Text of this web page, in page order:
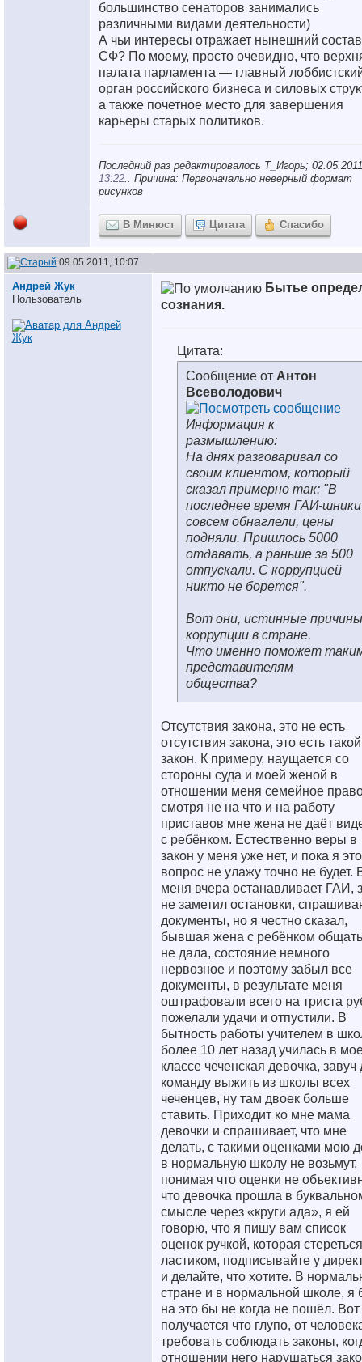
большинство сенаторов занимались
различными видами деятельности)
А чьи интересы отражает нынешний состав
СФ? По моему, просто очевидно, что
палата парламента — главный
орган российского бизнеса и силовых
а также почетное место для завершения
карьеры старых политиков.
Последний раз редактировалось Т_Игорь;
13:22.. Причина: Первоначально неверный формат
рисунков
В Минюст Цитата Спасибо
09.05.2011, 10:07
Андрей Жук
Пользователь
Бытье
сознания.
Цитата:
Сообщение от Антон
Всеволодович
Информация к
размышлению:
На днях разговаривал со
своим клиентом, который
сказал примерно так: "В
последнее время ГАИ-шники
совсем обнаглели, цены
подняли. Пришлось 5000
отдавать, а раньше за 500
отпускали. С коррупцией
никто не борется".
Вот они, истинные причины
коррупции в стране.
Что именно поможет
представителям
общества?
Отсутствия закона, это не есть
отсутствия закона, это есть такой
закон. К примеру, наущается со
стороны суда и моей женой в
отношении меня семейное
смотря не на что и на работу
приставов мне жена не даёт
с ребёнком. Естественно веры в
закон у меня уже нет, и пока я
вопрос не улажу точно не будет.
меня вчера останавливает ГАИ,
не заметил остановки,
документы, но я честно сказал,
бывшая жена с ребёнком
не дала, состояние немного
нервозное и поэтому забыл все
документы, в результате меня
оштрафовали всего на триста
пожелали удачи и отпустили. В
бытность работы учителем в
более 10 лет назад училась в
классе чеченская девочка, завуч
команду выжить из школы всех
чеченцев, ну там двоек больше
ставить. Приходит ко мне мама
девочки и спрашивает, что мне
делать, с такими оценками мою
в нормальную школу не возьмут,
понимая что оценки не
что девочка прошла в
смысле через «круги ада», я ей
говорю, что я пишу вам список
оценок ручкой, которая стереться
ластиком, подписывайте у
и делайте, что хотите. В
стране и в нормальной школе, я
на это бы не когда не пошёл. Вот
получается что глупо, от
требовать соблюдать законы,
отношении него нарушаться